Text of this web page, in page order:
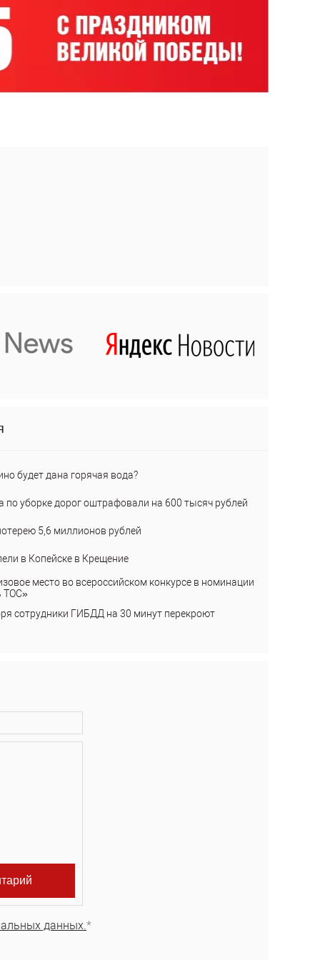
будет дана горячая вода?
по уборке дорог оштрафовали на 600 тысяч рублей
5,6 миллионов рублей
в Копейске в Крещение
место во всероссийском конкурсе в номинации
ТОС»
сотрудники ГИБДД на 30 минут перекроют
данных.*